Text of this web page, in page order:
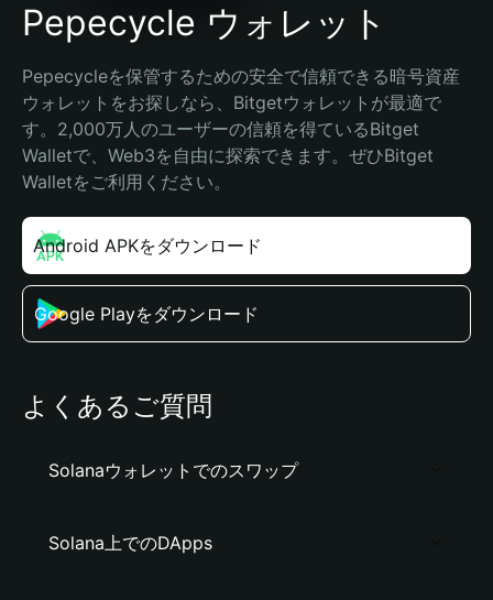
Pepecycle ウォレット
Pepecycleを保管するための安全で信頼できる暗号資産
ウォレットをお探しなら、Bitgetウォレットが最適で
す。2,000万人のユーザーの信頼を得ているBitget
Walletで、Web3を自由に探索できます。ぜひBitget
Walletをご利用ください。
Android APKをダウンロード
Google Playをダウンロード
よくあるご質問
Solanaウォレットでのスワップ
Solana上でのDApps